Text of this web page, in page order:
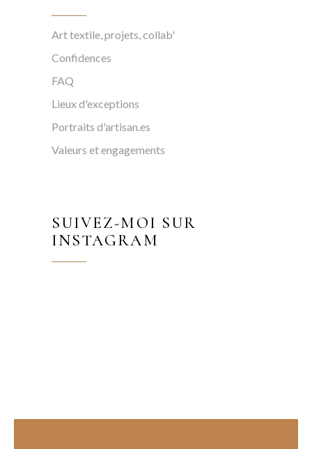
Art textile, projets, collab'
Confidences
FAQ
Lieux d'exceptions
Portraits d'artisan.es
Valeurs et engagements
SUIVEZ-MOI SUR
INSTAGRAM